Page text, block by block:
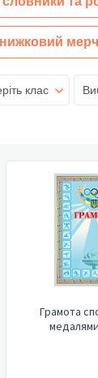
мерч
клас
Грамота